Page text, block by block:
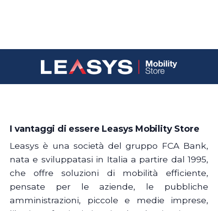
I vantaggi di essere Leasys Mobility Store
Leasys è una società del gruppo FCA Bank,
nata e sviluppatasi in Italia a partire dal 1995,
che offre soluzioni di mobilità efficiente,
pensate per le aziende, le pubbliche
amministrazioni, piccole e medie imprese,